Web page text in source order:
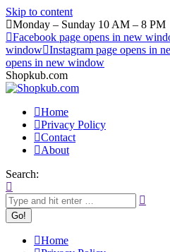
Skip to content
Monday – Sunday 10 AM – 8 PM
Facebook page opens in new
window Instagram page opens in
opens in new window
Shopkub.com
Home
Privacy Policy
Contact
About
Search:
Home